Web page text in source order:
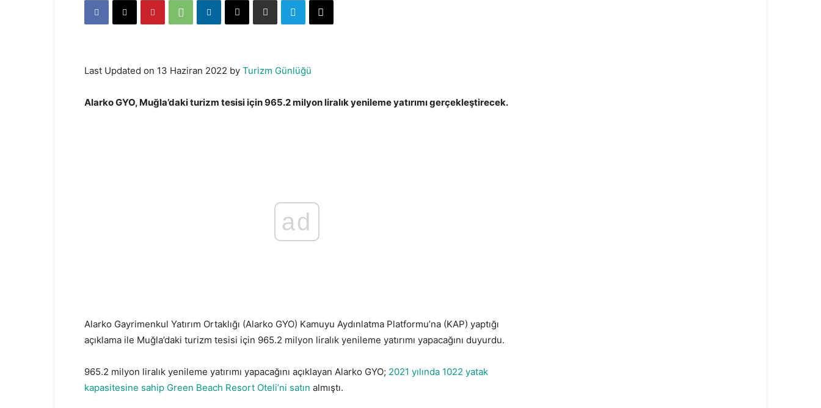
Last Updated on 13 Haziran 2022 by Turizm Günlüğü
Alarko GYO, Muğla’daki turizm tesisi için 965.2 milyon liralık yenileme yatırımı gerçekleştirecek.
ad
Alarko Gayrimenkul Yatırım Ortaklığı (Alarko GYO) Kamuyu Aydınlatma Platformu’na (KAP) yaptığı
açıklama ile Muğla’daki turizm tesisi için 965.2 milyon liralık yenileme yatırımı yapacağını duyurdu.
965.2 milyon liralık yenileme yatırımı yapacağını açıklayan Alarko GYO; 2021 yılında 1022 yatak
kapasitesine sahip Green Beach Resort Oteli’ni satın almıştı.